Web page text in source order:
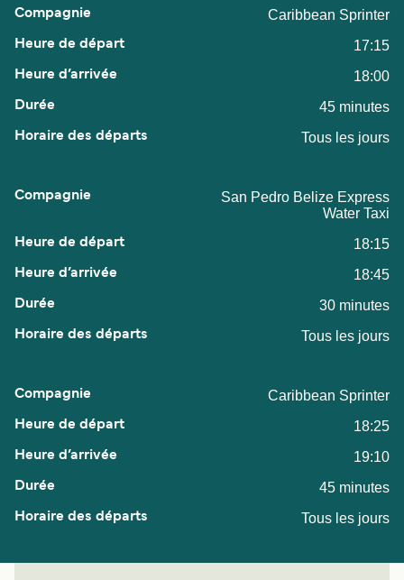
Caribbean Sprinter
17:15
18:00
45 minutes
Tous les jours
San Pedro Belize Express
Water Taxi
18:15
18:45
30 minutes
Tous les jours
Caribbean Sprinter
18:25
19:10
45 minutes
Tous les jours